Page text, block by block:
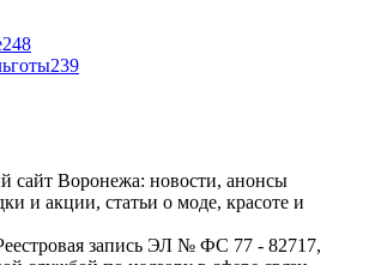
248
239
сайт Воронежа: новости, анонсы
и акции, статьи о моде, красоте и
запись ЭЛ № ФС 77 - 82717,